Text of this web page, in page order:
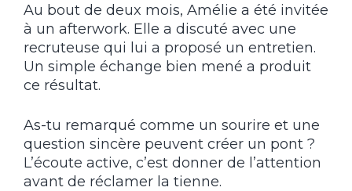
Au bout de deux mois, Amélie a été invitée
à un afterwork. Elle a discuté avec une
recruteuse qui lui a proposé un entretien.
Un simple échange bien mené a produit
ce résultat.
As-tu remarqué comme un sourire et une
question sincère peuvent créer un pont ?
L’écoute active, c’est donner de l’attention
avant de réclamer la tienne.